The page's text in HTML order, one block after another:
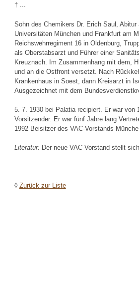
† ...
Sohn des Chemikers Dr. Erich Saul,
Universitäten München und Frankfurt am
Reichswehrregiment 16 in Oldenburg,
als Oberstabsarzt und Führer einer
Kreuznach. Im Zusammenhang mit dem,
und an die Ostfront versetzt. Nach
Krankenhaus in Soest, dann Kreisarzt in
Ausgezeichnet mit dem
5. 7. 1930 bei Palatia recipiert. Er war von
Vorsitzender. Er war fünf Jahre lang
1992 Beisitzer des VAC-Vorstands
Literatur: Der neue VAC-Vorstand stellt
◊ Zurück zur Liste